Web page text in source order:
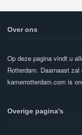
Over ons
Op deze pagina vindt u
Rotterdam. Daarnaast
kamerrotterdam.com is
Overige pagina's